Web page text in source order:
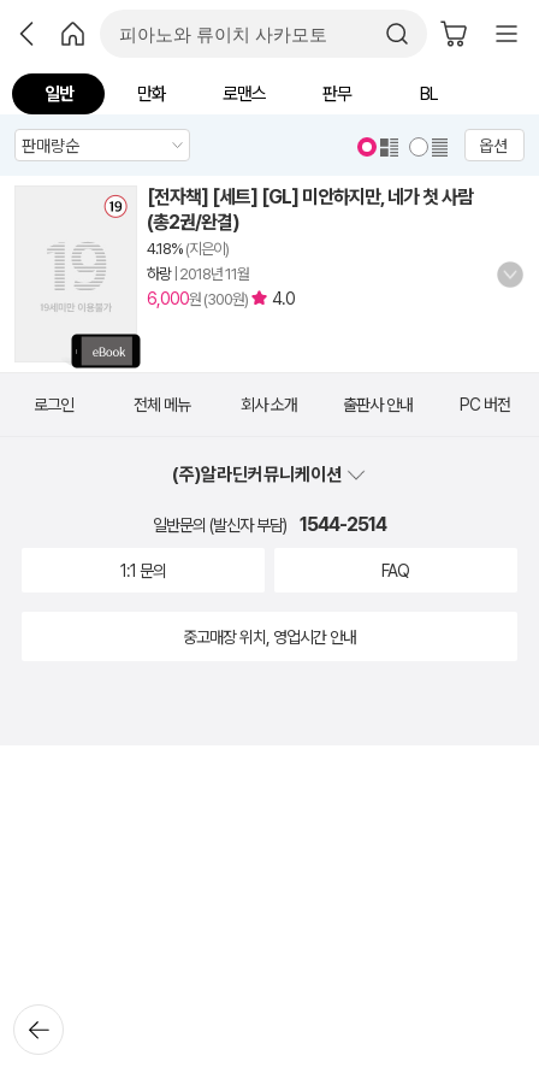
일반 만화 로맨스 판무 BL
옵션
[전자책] [세트] [GL] 미안하지만, 네가 첫 사람
(총2권/완결)
4.18% (지은이)
하랑| 2018년 11월
6,000원 (300원) 4.0
뒤로가
기
로그인 전체 메뉴 회사 소개 출판사 안내 PC 버전
(주)알라딘커뮤니케이션
일반문의 (발신자 부담) 1544-2514
1:1 문의 FAQ
중고매장 위치, 영업시간 안내